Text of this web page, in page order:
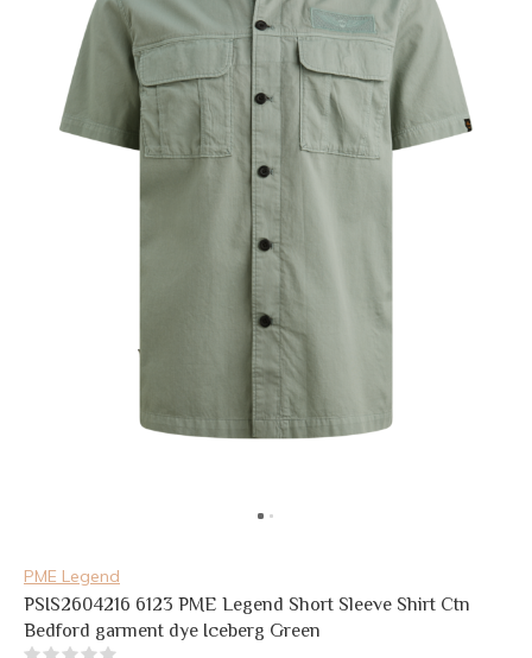
PME Legend
PSIS2604216 6123 PME Legend Short Sleeve Shirt Ctn
Bedford garment dye Iceberg Green